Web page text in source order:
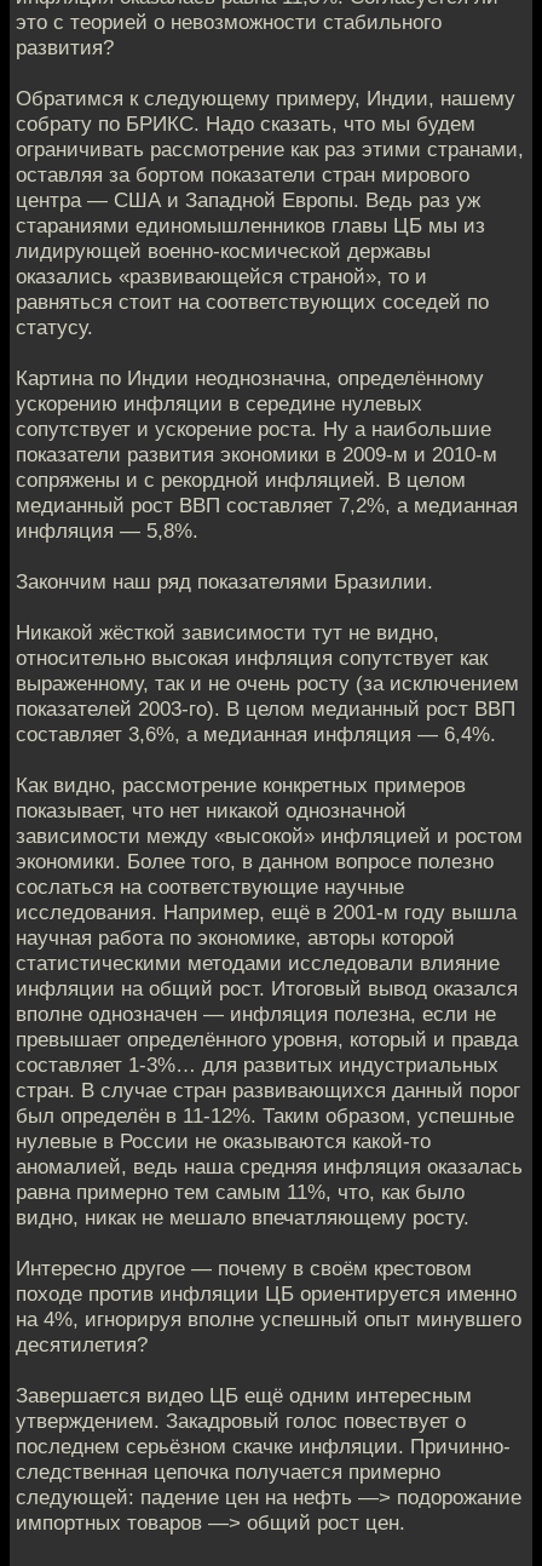
это с теорией о невозможности стабильного
развития?
Обратимся к следующему примеру, Индии, нашему
собрату по БРИКС. Надо сказать, что мы будем
ограничивать рассмотрение как раз этими странами,
оставляя за бортом показатели стран мирового
центра — США и Западной Европы. Ведь раз уж
стараниями единомышленников главы ЦБ мы из
лидирующей военно-космической державы
оказались «развивающейся страной», то и
равняться стоит на соответствующих соседей по
статусу.
Картина по Индии неоднозначна, определённому
ускорению инфляции в середине нулевых
сопутствует и ускорение роста. Ну а наибольшие
показатели развития экономики в 2009-м и 2010-м
сопряжены и с рекордной инфляцией. В целом
медианный рост ВВП составляет 7,2%, а медианная
инфляция — 5,8%.
Закончим наш ряд показателями Бразилии.
Никакой жёсткой зависимости тут не видно,
относительно высокая инфляция сопутствует как
выраженному, так и не очень росту (за исключением
показателей 2003-го). В целом медианный рост ВВП
составляет 3,6%, а медианная инфляция — 6,4%.
Как видно, рассмотрение конкретных примеров
показывает, что нет никакой однозначной
зависимости между «высокой» инфляцией и ростом
экономики. Более того, в данном вопросе полезно
сослаться на соответствующие научные
исследования. Например, ещё в 2001-м году вышла
научная работа по экономике, авторы которой
статистическими методами исследовали влияние
инфляции на общий рост. Итоговый вывод оказался
вполне однозначен — инфляция полезна, если не
превышает определённого уровня, который и правда
составляет 1-3%… для развитых индустриальных
стран. В случае стран развивающихся данный порог
был определён в 11-12%. Таким образом, успешные
нулевые в России не оказываются какой-то
аномалией, ведь наша средняя инфляция оказалась
равна примерно тем самым 11%, что, как было
видно, никак не мешало впечатляющему росту.
Интересно другое — почему в своём крестовом
походе против инфляции ЦБ ориентируется именно
на 4%, игнорируя вполне успешный опыт минувшего
десятилетия?
Завершается видео ЦБ ещё одним интересным
утверждением. Закадровый голос повествует о
последнем серьёзном скачке инфляции. Причинно-
следственная цепочка получается примерно
следующей: падение цен на нефть —> подорожание
импортных товаров —> общий рост цен.